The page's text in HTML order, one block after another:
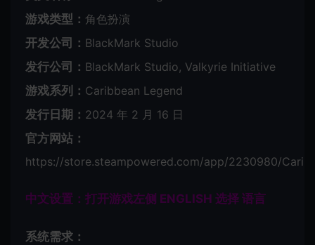
游戏类型： 角色扮演
开发公司： BlackMark Studio
发行公司： BlackMark Studio, Valkyrie Initiative
游戏系列： Caribbean Legend
发行日期： 2024 年 2 月 16 日
官方网站：
https://store.steampowered.com/app/2230980/
中文设置：打开游戏左侧 ENGLISH 选择 语言
系统需求：